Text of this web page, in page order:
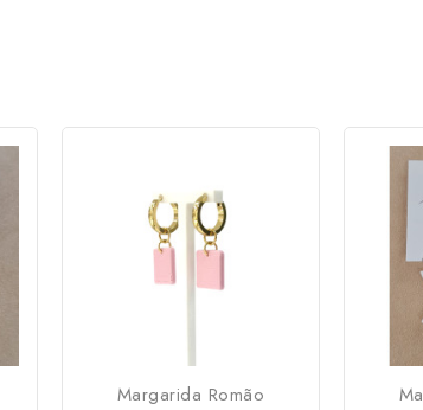
Margarida Romão